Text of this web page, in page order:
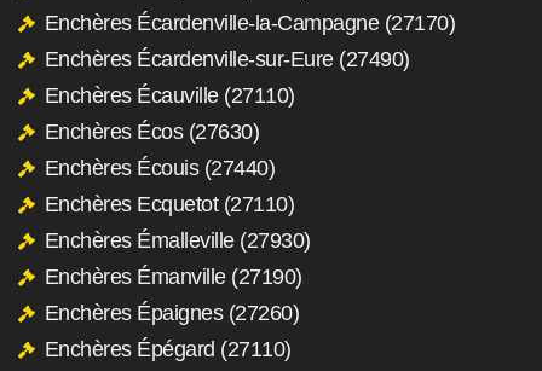
Enchères Écardenville-la-Campagne (27170)
Enchères Écardenville-sur-Eure (27490)
Enchères Écauville (27110)
Enchères Écos (27630)
Enchères Écouis (27440)
Enchères Ecquetot (27110)
Enchères Émalleville (27930)
Enchères Émanville (27190)
Enchères Épaignes (27260)
Enchères Épégard (27110)